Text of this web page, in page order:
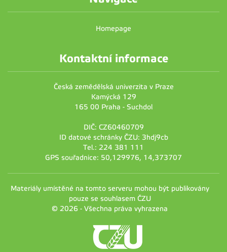
Homepage
Kontaktní informace
Česká zemědělská univerzita v Praze
Kamýcká 129
165 00 Praha - Suchdol
DIČ: CZ60460709
ID datové schránky ČZU: 3hdj9cb
Tel.: 224 381 111
GPS souřadnice: 50,129976, 14,373707
Materiály umístěné na tomto serveru mohou být publikovány
pouze se souhlasem ČZU
© 2026 - Všechna práva vyhrazena